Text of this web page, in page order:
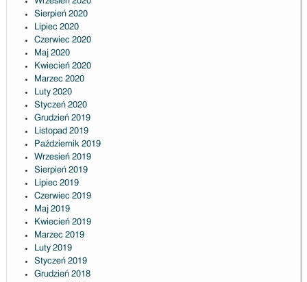
Sierpień 2020
Lipiec 2020
Czerwiec 2020
Maj 2020
Kwiecień 2020
Marzec 2020
Luty 2020
Styczeń 2020
Grudzień 2019
Listopad 2019
Październik 2019
Wrzesień 2019
Sierpień 2019
Lipiec 2019
Czerwiec 2019
Maj 2019
Kwiecień 2019
Marzec 2019
Luty 2019
Styczeń 2019
Grudzień 2018